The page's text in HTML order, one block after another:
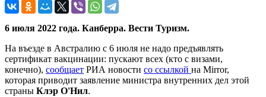
6 июля 2022 года. Канберра. Вести Туризм.
На въезде в Австралию с 6 июля не надо предъявлять
сертификат вакцинации: пускают всех (кто с визами,
конечно), сообщает РИА новости со ссылкой на Mirror,
которая приводит заявление министра внутренних дел этой
страны Клэр О'Нил.